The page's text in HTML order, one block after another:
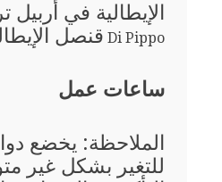
الإيطالية في أربيل
Di Pippo قنصل
ساعات عمل
الملاحظة: يخضع
للتغير بشكل غير